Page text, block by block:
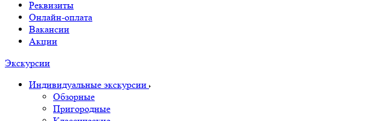
Реквизиты
Онлайн-оплата
Вакансии
Акции
Экскурсии
Индивидуальные экскурсии
Обзорные
Пригородные